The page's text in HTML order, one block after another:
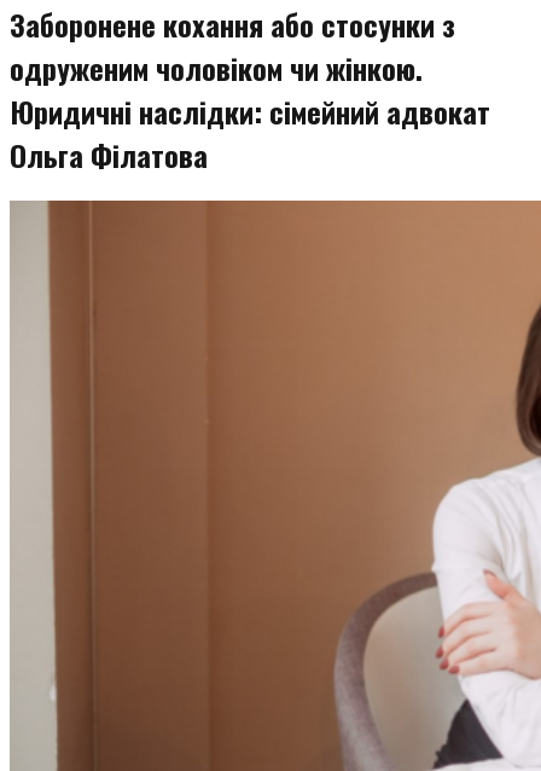
Заборонене кохання або стосунки з
одруженим чоловіком чи жінкою.
Юридичні наслідки: сімейний адвокат
Ольга Філатова